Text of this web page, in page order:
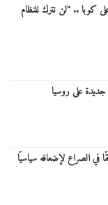
كوبا .. "لن نترك للنظام
على روسيا
في الصراع لإضعافه سياسيًا